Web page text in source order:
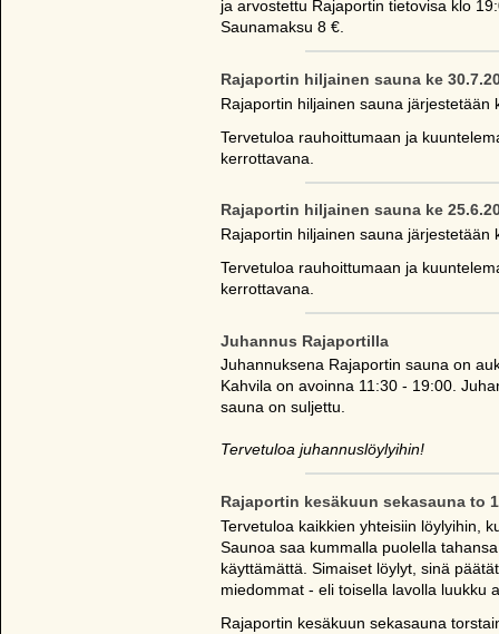
ja arvostettu Rajaportin tietovisa klo
Saunamaksu 8 €.
Rajaportin hiljainen sauna ke
Rajaportin hiljainen sauna
Tervetuloa rauhoittumaan ja
kerrottavana.
Rajaportin hiljainen sauna ke
Rajaportin hiljainen sauna
Tervetuloa rauhoittumaan ja
kerrottavana.
Juhannus Rajaportilla
Juhannuksena Rajaportin sauna on
Kahvila on avoinna 11:30 - 19:00.
sauna on suljettu.
Tervetuloa juhannuslöylyihin!
Rajaportin kesäkuun sekasauna to
Tervetuloa kaikkien yhteisiin löylyihin,
Saunoa saa kummalla puolella
käyttämättä. Simaiset löylyt, sinä
miedommat - eli toisella lavolla luukku
Rajaportin kesäkuun sekasauna